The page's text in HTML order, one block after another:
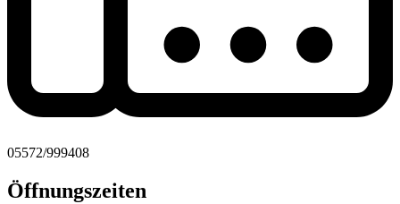
05572/999408
Öffnungszeiten